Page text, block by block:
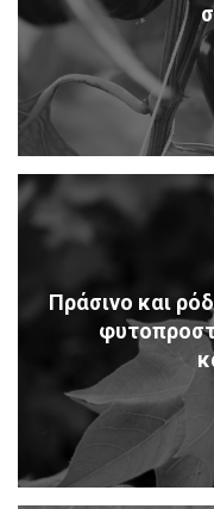
Πράσινο και